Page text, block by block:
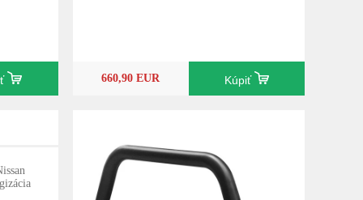
660,90 EUR Kúpiť